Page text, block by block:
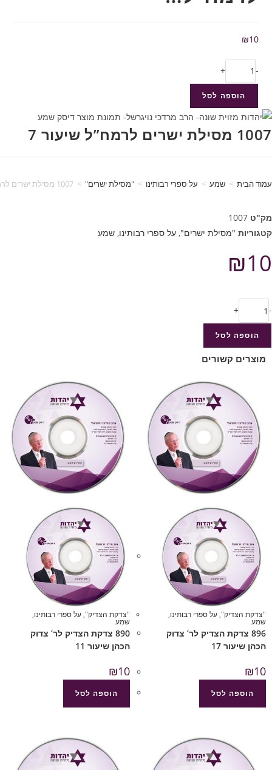
₪10
-
+
הוספה לסל
1007 מסילת ישרים לרמח”ל שיעור 7
עמוד הבית > שמע > על ספרי רבותינו > "מסילת ישרים" > 1007 מסילת ישרים לרמח”ל שיעור 7
מק"ט 1007
קטגוריות "מסילת ישרים", על ספרי רבותינו, שמע
₪10
-
+
הוספה לסל
מוצרים קשורים
"צדקת הצדיק",על ספרי רבותינו,
שמע
896 צדקת הצדיק לר’ צדוק
הכהן שיעור 17
₪10
הוספה לסל
"צדקת הצדיק",על ספרי רבותינו,
שמע
890 צדקת הצדיק לר’ צדוק
הכהן שיעור 11
₪10
הוספה לסל